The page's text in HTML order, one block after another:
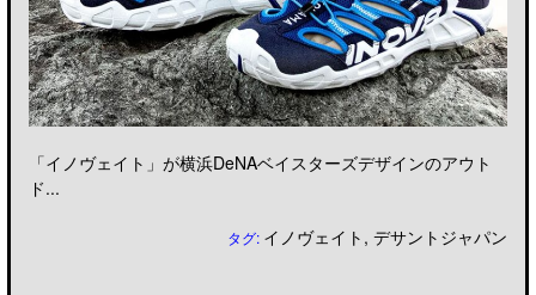
「イノヴェイト」が横浜DeNAベイスターズデザインのアウト
ド...
タグ: イノヴェイト ,デサントジャパン